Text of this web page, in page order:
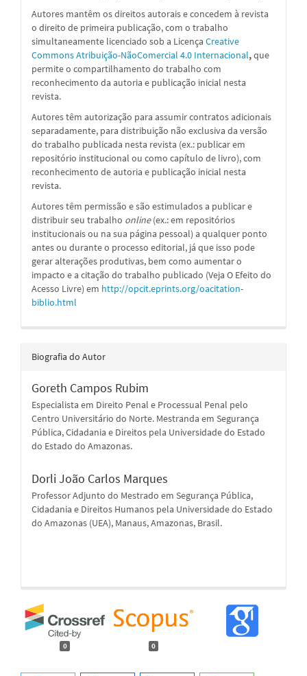
Autores mantêm os direitos autorais e concedem à revista
o direito de primeira publicação, com o trabalho
simultaneamente licenciado sob a Licença Creative
Commons Atribuição-NãoComercial 4.0 Internacional,que
permite o compartilhamento do trabalho com
reconhecimento da autoria e publicação inicial nesta
revista.
Autores têm autorização para assumir contratos adicionais
separadamente, para distribuição não exclusiva da versão
do trabalho publicada nesta revista (ex.: publicar em
repositório institucional ou como capítulo de livro), com
reconhecimento de autoria e publicação inicial nesta
revista.
Autores têm permissão e são estimulados a publicar e
distribuir seu trabalho online(ex.: em repositórios
institucionais ou na sua página pessoal) a qualquer ponto
antes ou durante o processo editorial, já que isso pode
gerar alterações produtivas, bem como aumentar o
impacto e a citação do trabalho publicado (Veja O Efeito do
Acesso Livre) em http://opcit.eprints.org/oacitation-
biblio.html
Biografia do Autor
Goreth Campos Rubim
Especialista em Direito Penal e Processual Penal pelo
Centro Universitário do Norte. Mestranda em Segurança
Pública, Cidadania e Direitos pela Universidade do Estado
do Estado do Amazonas.
Dorli João Carlos Marques
Professor Adjunto do Mestrado em Segurança Pública,
Cidadania e Direitos Humanos pela Universidade do Estado
do Amazonas (UEA), Manaus, Amazonas, Brasil.
0 0